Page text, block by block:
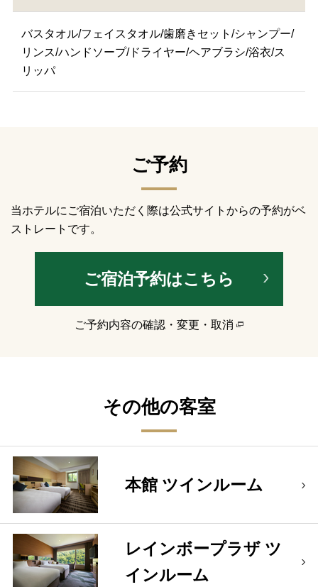
バスタオル/フェイスタオル/歯磨きセット/シャンプー/
リンス/ハンドソープ/ドライヤー/ヘアブラシ/浴衣/ス
リッパ
ご予約
当ホテルにご宿泊いただく際は公式サイトからの予約がベ
ストレートです。
ご宿泊予約はこちら
ご予約内容の確認・変更・取消
その他の客室
本館 ツインルーム
レインボープラザ ツ
インルーム